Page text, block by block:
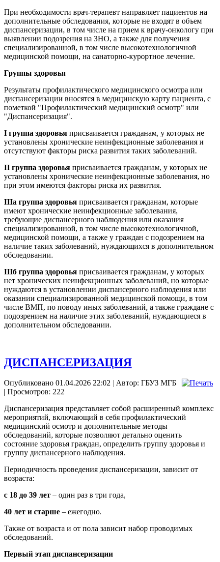
При необходимости врач-терапевт направляет пациентов на
дополнительные обследования, которые не входят в объем
диспансеризации, в том числе на прием к врачу-онкологу при
выявлении подозрения на ЗНО, а также для получения
специализированной, в том числе высокотехнологичной
медицинской помощи, на санаторно-курортное лечение.
Группы здоровья
Результаты профилактического медицинского осмотра или
диспансеризации вносятся в медицинскую карту пациента, с
пометкой "Профилактический медицинский осмотр" или
"Диспансеризация".
I группа здоровья присваивается гражданам, у которых не
установлены хронические неинфекционные заболевания и
отсутствуют факторы риска развития таких заболеваний.
II группа здоровья присваивается гражданам, у которых не
установлены хронические неинфекционные заболевания, но
при этом имеются факторы риска их развития.
IIIа группа здоровья присваивается гражданам, которые
имеют хронические неинфекционные заболевания,
требующие диспансерного наблюдения или оказания
специализированной, в том числе высокотехнологичной,
медицинской помощи, а также у граждан с подозрением на
наличие таких заболеваний, нуждающихся в дополнительном
обследовании.
IIIб группа здоровья присваивается гражданам, у которых
нет хронических неинфекционных заболеваний, но которые
нуждаются в установлении диспансерного наблюдения или
оказании специализированной медицинской помощи, в том
числе ВМП, по поводу иных заболеваний, а также граждане с
подозрением на наличие этих заболеваний, нуждающиеся в
дополнительном обследовании.
ДИСПАНСЕРИЗАЦИЯ
Опубликовано 01.04.2026 22:02 | Автор: ГБУЗ МГБ |
| Просмотров: 222
Диспансеризация представляет собой расширенный комплекс
мероприятий, включающий в себя профилактический
медицинский осмотр и дополнительные методы
обследований, которые позволяют детально оценить
состояние здоровья граждан, определить группу здоровья и
группу диспансерного наблюдения.
Периодичность проведения диспансеризации, зависит от
возраста:
с 18 до 39 лет – один раз в три года,
40 лет и старше – ежегодно.
Также от возраста и от пола зависит набор проводимых
обследований.
Первый этап диспансеризации